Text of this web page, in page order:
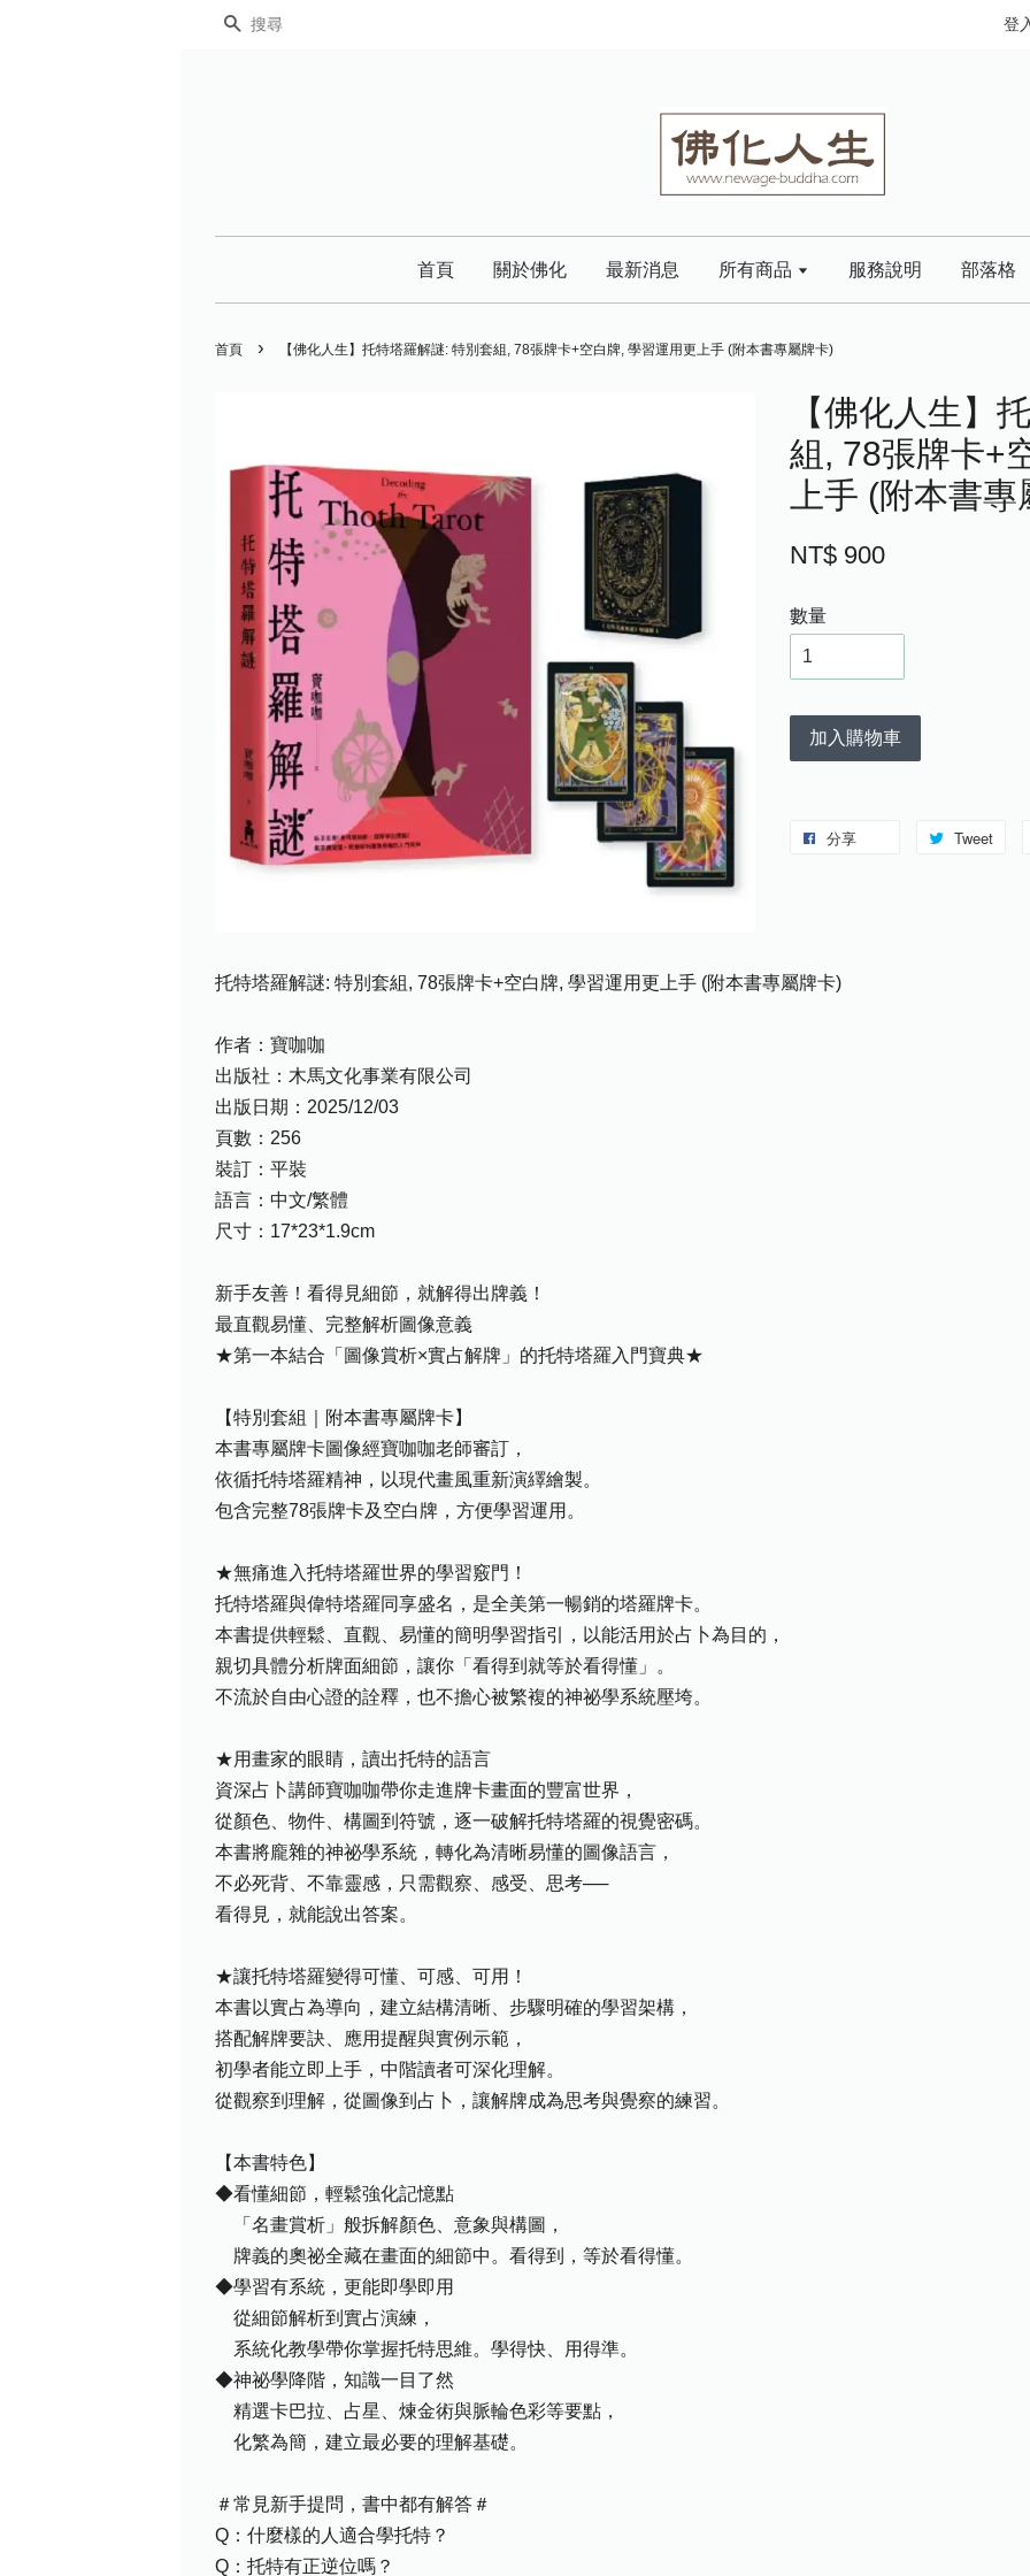
搜尋 登
首頁 關於佛化 最新消息 所有商品 服務說明 部落格
首頁 › 【佛化人生】托特塔羅解謎: 特別套組, 78張牌卡+空白牌, 學習運用更上手 (附本書專屬牌卡)
【佛化人生】
組, 78張牌卡+
上手 (附本書
NT$ 900
數量
加入購物車
分享 Tweet
托特塔羅解謎: 特別套組, 78張牌卡+空白牌, 學習運用更上手 (附本書專屬牌卡)
作者：寶咖咖
出版社：木馬文化事業有限公司
出版日期：2025/12/03
頁數：256
裝訂：平裝
語言：中文/繁體
尺寸：17*23*1.9cm
新手友善！看得見細節，就解得出牌義！
最直觀易懂、完整解析圖像意義
★第一本結合「圖像賞析×實占解牌」的托特塔羅入門寶典★
【特別套組｜附本書專屬牌卡】
本書專屬牌卡圖像經寶咖咖老師審訂，
依循托特塔羅精神，以現代畫風重新演繹繪製。
包含完整78張牌卡及空白牌，方便學習運用。
★無痛進入托特塔羅世界的學習竅門！
托特塔羅與偉特塔羅同享盛名，是全美第一暢銷的塔羅牌卡。
本書提供輕鬆、直觀、易懂的簡明學習指引，以能活用於占卜為目的，
親切具體分析牌面細節，讓你「看得到就等於看得懂」。
不流於自由心證的詮釋，也不擔心被繁複的神祕學系統壓垮。
★用畫家的眼睛，讀出托特的語言
資深占卜講師寶咖咖帶你走進牌卡畫面的豐富世界，
從顏色、物件、構圖到符號，逐一破解托特塔羅的視覺密碼。
本書將龐雜的神祕學系統，轉化為清晰易懂的圖像語言，
不必死背、不靠靈感，只需觀察、感受、思考──
看得見，就能說出答案。
★讓托特塔羅變得可懂、可感、可用！
本書以實占為導向，建立結構清晰、步驟明確的學習架構，
搭配解牌要訣、應用提醒與實例示範，
初學者能立即上手，中階讀者可深化理解。
從觀察到理解，從圖像到占卜，讓解牌成為思考與覺察的練習。
【本書特色】
◆看懂細節，輕鬆強化記憶點
「名畫賞析」般拆解顏色、意象與構圖，
牌義的奧祕全藏在畫面的細節中。看得到，等於看得懂。
◆學習有系統，更能即學即用
從細節解析到實占演練，
系統化教學帶你掌握托特思維。學得快、用得準。
◆神祕學降階，知識一目了然
精選卡巴拉、占星、煉金術與脈輪色彩等要點，
化繁為簡，建立最必要的理解基礎。
＃常見新手提問，書中都有解答＃
Q：什麼樣的人適合學托特？
Q：托特有正逆位嗎？